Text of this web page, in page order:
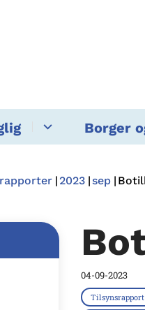
Borger
2023 sep
04-09-2023
Tilsynsrapport